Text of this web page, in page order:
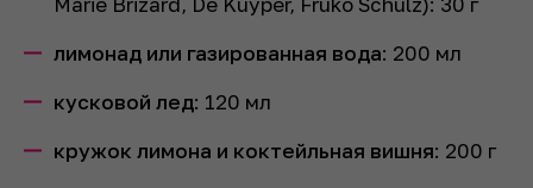
лимонад или газированная вода: 200 мл
кусковой лед: 120 мл
кружок лимона и коктейльная вишня: 200 г